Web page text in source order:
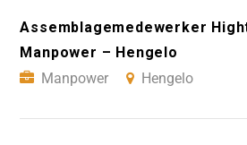
Assemblagemedewerker
Manpower – Hengelo
Manpower
Hengelo